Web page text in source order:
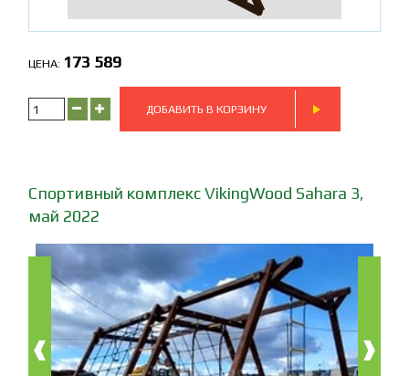
ЦЕНА: 173 589
Спортивный комплекс VikingWood Sahara 3,
май 2022
‹ ›